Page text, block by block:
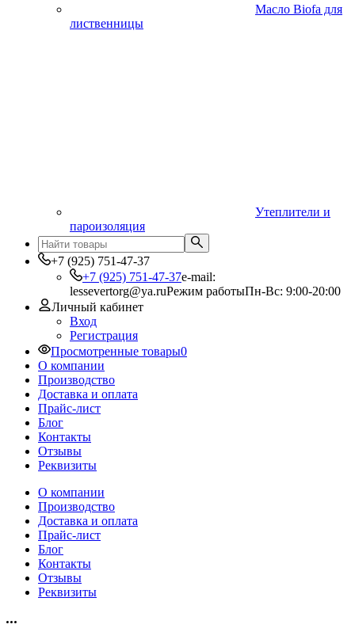
Масло Biofa для
лиственницы
Утеплители и
пароизоляция
+7 (925) 751-47-37
+7 (925) 751-47-37e-mail:
lessevertorg@ya.ruРежим работыПн-Вс: 9:00-20:00
Личный кабинет
Вход
Регистрация
Просмотренные товары0
О компании
Производство
Доставка и оплата
Прайс-лист
Блог
Контакты
Отзывы
Реквизиты
О компании
Производство
Доставка и оплата
Прайс-лист
Блог
Контакты
Отзывы
Реквизиты